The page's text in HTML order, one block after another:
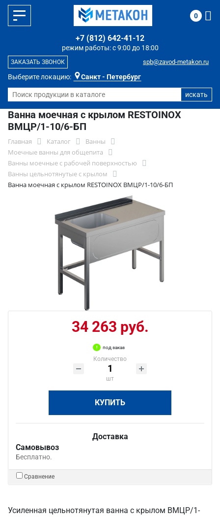
Выберите локацию: Санкт - Петербург
режим работы: с 9:00 до 18:00
+7 (812) 642-41-12
spb@zavod-metakon.ru
ЗАКАЗАТЬ ЗВОНОК
0
Ванна моечная с крылом RESTOINOX
ВМЦР/1-10/6-БП
Главная Каталог
Ванны
Моечные ванны для общепита
Ванны моечные с рабочей поверхностью
Ванны цельнотянутые с крылом
Ванна моечная с крылом RESTOINOX ВМЦР/1-10/6-БП
34 263 руб.
под заказ
Количество
шт
КУПИТЬ
Доставка
Самовывоз
Бесплатно.
Сравнение
Усиленная цельнотянутая ванна с крылом ВМЦР/1-